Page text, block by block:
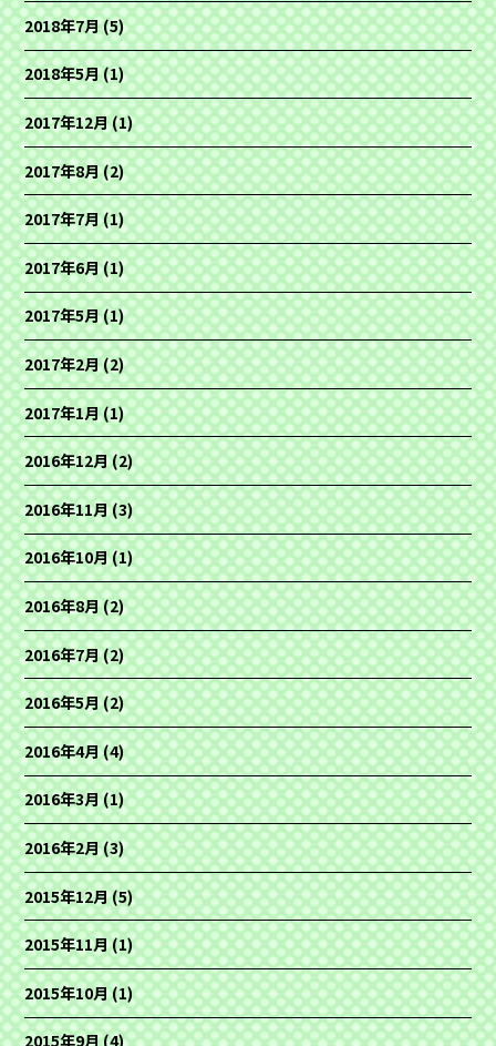
2018年7月(5)
2018年5月(1)
2017年12月(1)
2017年8月(2)
2017年7月(1)
2017年6月(1)
2017年5月(1)
2017年2月(2)
2017年1月(1)
2016年12月(2)
2016年11月(3)
2016年10月(1)
2016年8月(2)
2016年7月(2)
2016年5月(2)
2016年4月(4)
2016年3月(1)
2016年2月(3)
2015年12月(5)
2015年11月(1)
2015年10月(1)
2015年9月(4)